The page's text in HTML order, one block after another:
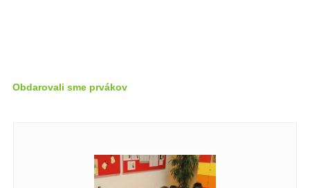
Obdarovali sme prvákov